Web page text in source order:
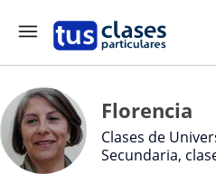
Florencia
Clases de
Secundaria,